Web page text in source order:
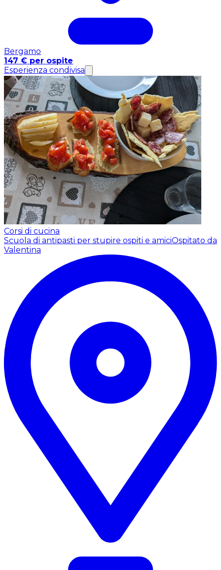
Bergamo
147 € per ospite
Esperienza condivisa
Corsi di cucina
Scuola di antipasti per stupire ospiti e amiciOspitato da
Valentina